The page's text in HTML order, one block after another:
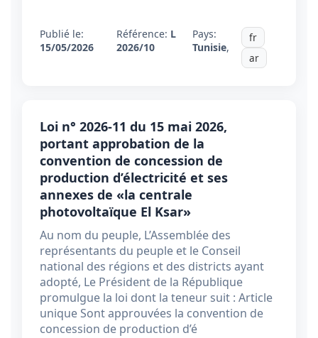
Publié le:
15/05/2026
Référence: L
2026/10
Pays:
Tunisie,
fr
ar
Loi n° 2026-11 du 15 mai 2026,
portant approbation de la
convention de concession de
production d’électricité et ses
annexes de «la centrale
photovoltaïque El Ksar»
Au nom du peuple, L’Assemblée des
représentants du peuple et le Conseil
national des régions et des districts ayant
adopté, Le Président de la République
promulgue la loi dont la teneur suit : Article
unique Sont approuvées la convention de
concession de production d’é